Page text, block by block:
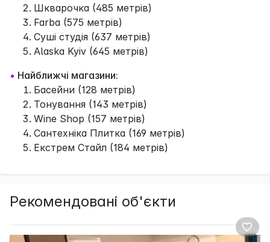
Шкварочка (485 метрів)
Farba (575 метрів)
Суші студія (637 метрів)
Alaska Kyiv (645 метрів)
• Найближчі магазини:
Басейни (128 метрів)
Тонування (143 метрів)
Wine Shop (157 метрів)
Сантехніка Плитка (169 метрів)
Екстрем Стайл (184 метрів)
Рекомендовані об'єкти